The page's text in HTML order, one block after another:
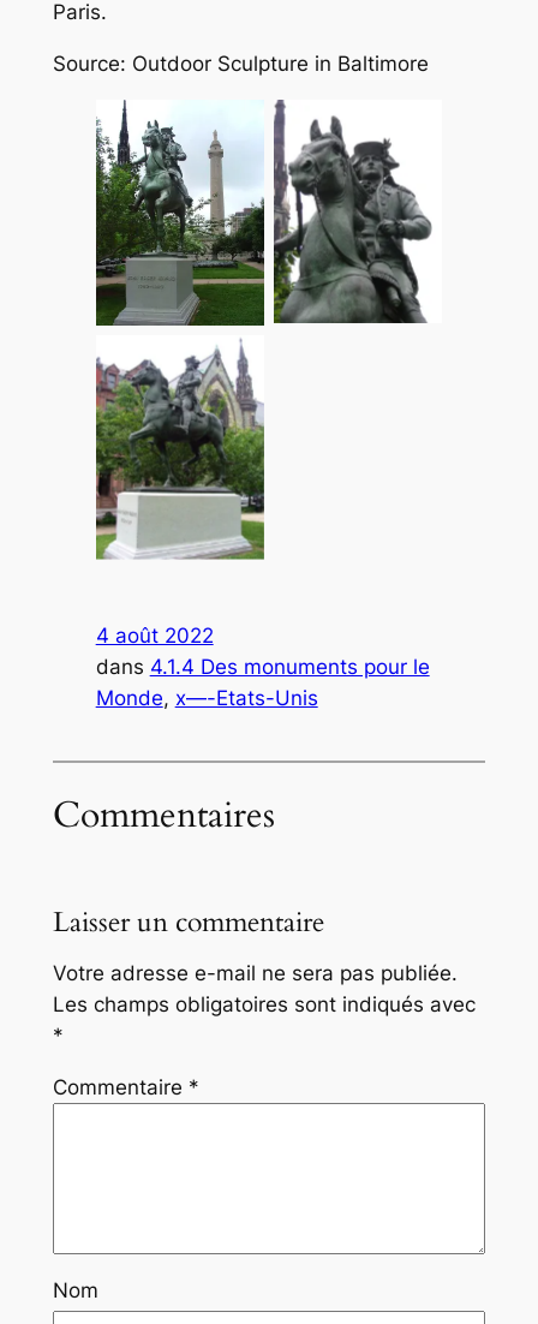
Paris.
Source: Outdoor Sculpture in Baltimore
4 août 2022
dans 4.1.4 Des monuments pour le
Monde, x—-Etats-Unis
Commentaires
Laisser un commentaire
Votre adresse e-mail ne sera pas publiée.
Les champs obligatoires sont indiqués avec
*
Commentaire *
Nom